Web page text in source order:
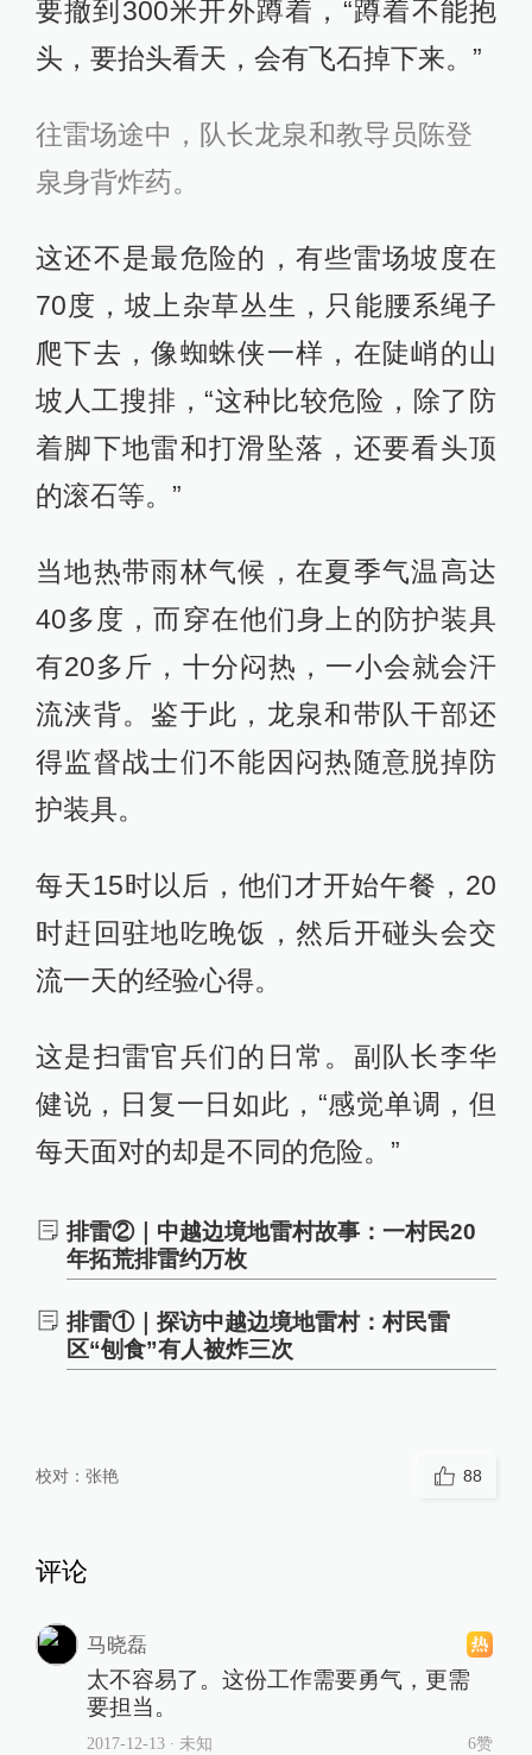
要撤到300米开外蹲着，“蹲着不能抱
头，要抬头看天，会有飞石掉下来。”
往雷场途中，队长龙泉和教导员陈登
泉身背炸药。
这还不是最危险的，有些雷场坡度在
70度，坡上杂草丛生，只能腰系绳子
爬下去，像蜘蛛侠一样，在陡峭的山
坡人工搜排，“这种比较危险，除了防
着脚下地雷和打滑坠落，还要看头顶
的滚石等。”
当地热带雨林气候，在夏季气温高达
40多度，而穿在他们身上的防护装具
有20多斤，十分闷热，一小会就会汗
流浃背。鉴于此，龙泉和带队干部还
得监督战士们不能因闷热随意脱掉防
护装具。
每天15时以后，他们才开始午餐，20
时赶回驻地吃晚饭，然后开碰头会交
流一天的经验心得。
这是扫雷官兵们的日常。副队长李华
健说，日复一日如此，“感觉单调，但
每天面对的却是不同的危险。”
排雷②｜中越边境地雷村故事：一村民20
年拓荒排雷约万枚
排雷①｜探访中越边境地雷村：村民雷
区“刨食”有人被炸三次
校对： 张艳 88
评论
马晓磊
太不容易了。这份工作需要勇气，更需
要担当。
2017-12-13∙ 未知 6赞